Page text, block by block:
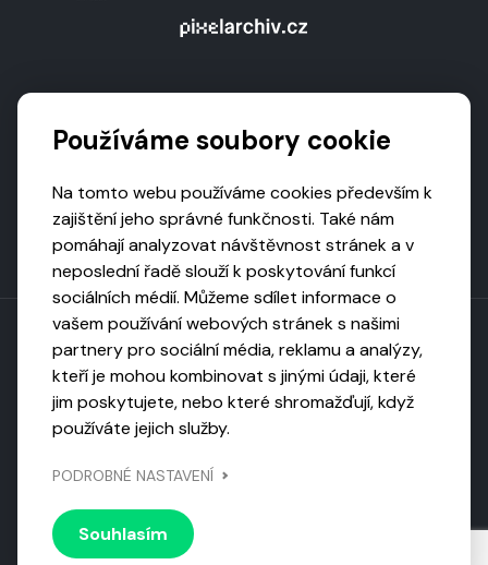
Toto dílo podléhá licenci CC BY-NC-ND
Uveďte původ, neužívejte komerčně, nezpracovávejte.
Národní knihovnou ČR
© 2026 Visiongame. Všechna práva vyhrazena.
Používáme soubory cookie
Na tomto webu používáme cookies především k
zajištění jeho správné funkčnosti. Také nám
pomáhají analyzovat návštěvnost stránek a v
neposlední řadě slouží k poskytování funkcí
sociálních médií. Můžeme sdílet informace o
vašem používání webových stránek s našimi
partnery pro sociální média, reklamu a analýzy,
kteří je mohou kombinovat s jinými údaji, které
jim poskytujete, nebo které shromažďují, když
používáte jejich služby.
PODROBNÉ NASTAVENÍ
Souhlasím